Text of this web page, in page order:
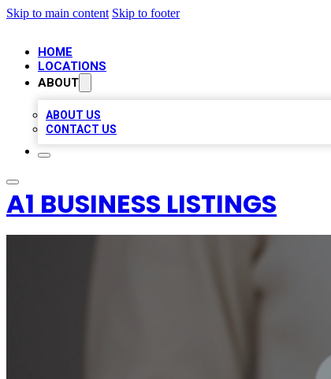
Skip to main content Skip to footer
HOME
LOCATIONS
ABOUT
ABOUT US
CONTACT US
A1 BUSINESS LISTINGS